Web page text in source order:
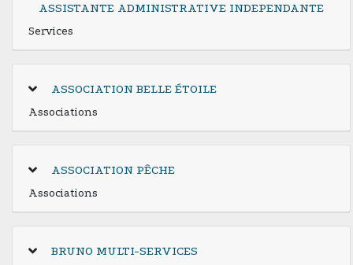
ASSISTANTE ADMINISTRATIVE INDEPENDANTE
Services
ASSOCIATION BELLE ÉTOILE
Associations
ASSOCIATION PÊCHE
Associations
BRUNO MULTI-SERVICES